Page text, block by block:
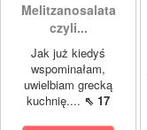
Melitzanosalata
czyli...
Jak już kiedyś
wspominałam,
uwielbiam grecką
kuchnię.... ⇖ 17